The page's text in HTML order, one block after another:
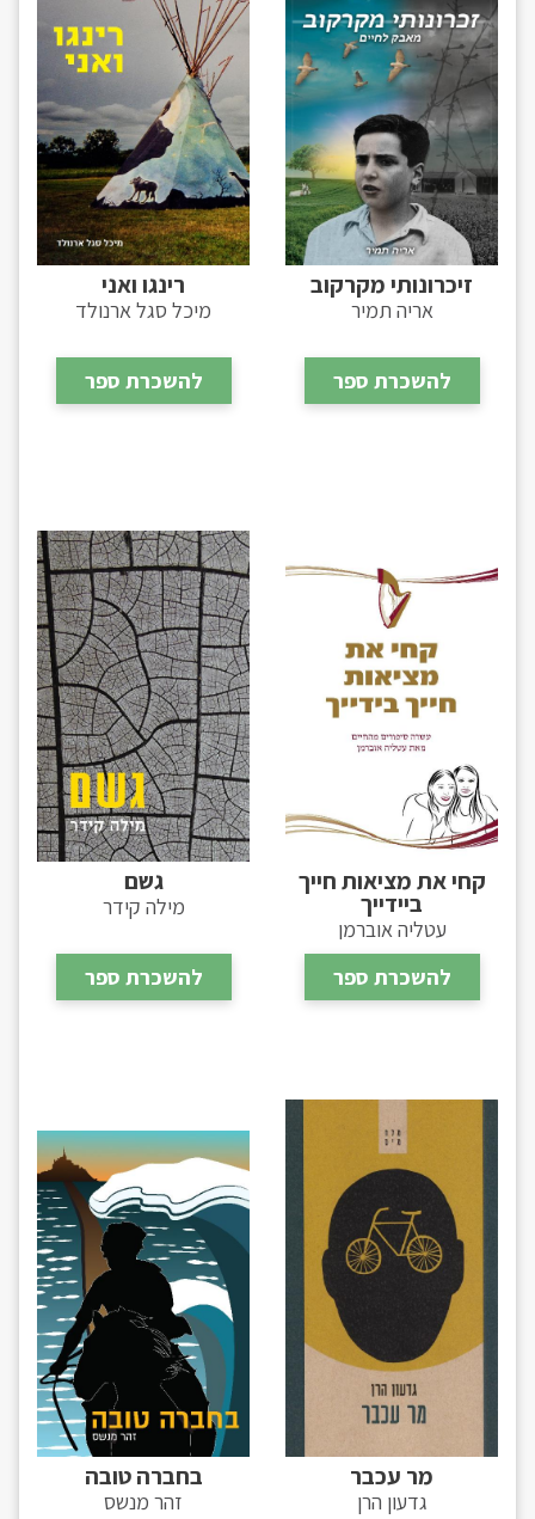
זיכרונותי מקרקוב
אריה תמיר
להשכרת ספר
רינגו ואני
מיכל סגל ארנולד
להשכרת ספר
קחי את מציאות חייך
ביידייך
עטליה אוברמן
להשכרת ספר
גשם
מילה קידר
להשכרת ספר
מר עכבר
גדעון הרן
בחברה טובה
זהר מנשס